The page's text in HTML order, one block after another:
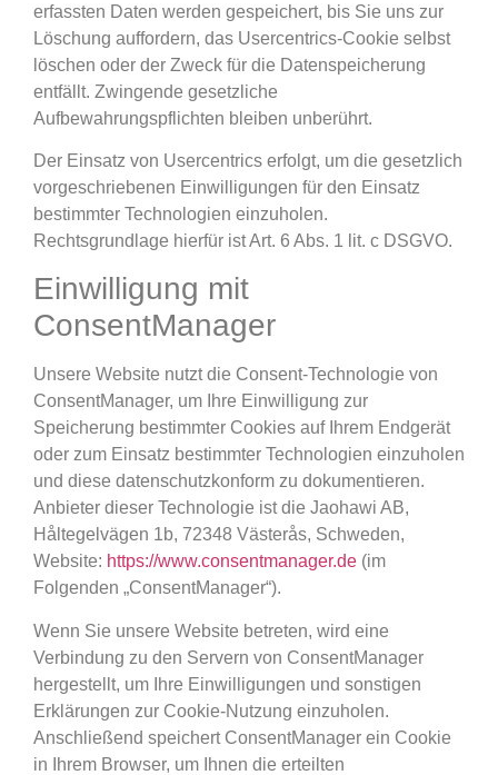
erfassten Daten werden gespeichert, bis Sie uns zur
Löschung auffordern, das Usercentrics-Cookie selbst
löschen oder der Zweck für die Datenspeicherung
entfällt. Zwingende gesetzliche
Aufbewahrungspflichten bleiben unberührt.
Der Einsatz von Usercentrics erfolgt, um die gesetzlich
vorgeschriebenen Einwilligungen für den Einsatz
bestimmter Technologien einzuholen.
Rechtsgrundlage hierfür ist Art. 6 Abs. 1 lit. c DSGVO.
Einwilligung mit
ConsentManager
Unsere Website nutzt die Consent-Technologie von
ConsentManager, um Ihre Einwilligung zur
Speicherung bestimmter Cookies auf Ihrem Endgerät
oder zum Einsatz bestimmter Technologien einzuholen
und diese datenschutzkonform zu dokumentieren.
Anbieter dieser Technologie ist die Jaohawi AB,
Håltegelvägen 1b, 72348 Västerås, Schweden,
Website: https://www.consentmanager.de (im
Folgenden „ConsentManager“).
Wenn Sie unsere Website betreten, wird eine
Verbindung zu den Servern von ConsentManager
hergestellt, um Ihre Einwilligungen und sonstigen
Erklärungen zur Cookie-Nutzung einzuholen.
Anschließend speichert ConsentManager ein Cookie
in Ihrem Browser, um Ihnen die erteilten